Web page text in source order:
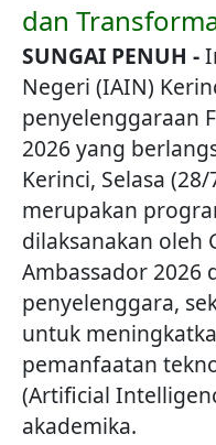
dan
SUNGAI PENUH -
Negeri (IAIN)
penyelenggaraan
2026 yang
Kerinci, Selasa
merupakan
dilaksanakan oleh
Ambassador 2026
penyelenggara,
untuk
pemanfaatan
(Artificial
akademika.